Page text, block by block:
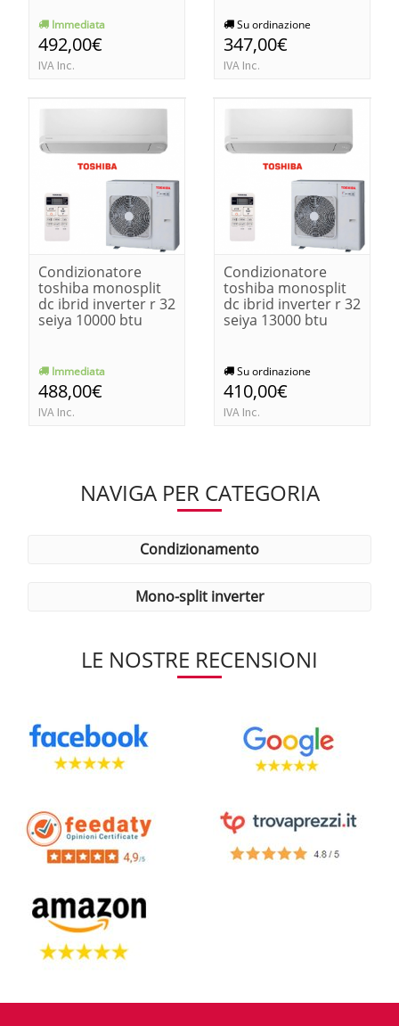
Immediata
492,00€
IVA Inc.
Su ordinazione
347,00€
IVA Inc.
Condizionatore
toshiba monosplit
dc ibrid inverter r 32
seiya 10000 btu
Immediata
488,00€
IVA Inc.
Condizionatore
toshiba monosplit
dc ibrid inverter r 32
seiya 13000 btu
Su ordinazione
410,00€
IVA Inc.
NAVIGA PER CATEGORIA
condizionamento
mono-split inverter
LE NOSTRE RECENSIONI